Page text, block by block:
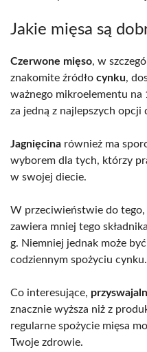
Jakie mięsa są
Czerwone mięso, w
znakomite źródło cynku,
ważnego mikroelementu na
za jedną z najlepszych opcji
Jagnięcina również ma
wyborem dla tych, którzy
w swojej diecie.
W przeciwieństwie do tego,
zawiera mniej tego
g. Niemniej jednak może
codziennym spożyciu cynku.
Co interesujące,
znacznie wyższa niż z
regularne spożycie mięsa
Twoje zdrowie.